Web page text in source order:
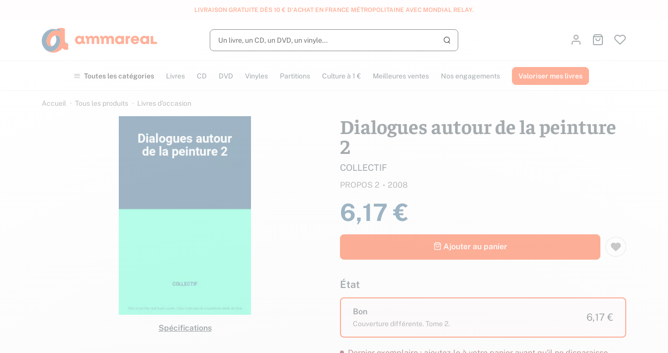
LIVRAISON GRATUITE DÈS 10 € D'ACHAT EN FRANCE MÉTROPOLITAINE AVEC MONDIAL RELAY.
Lancer la recherche
Identifiez-vousAller au panier
Toutes les catégories Livres CD DVD Vinyles Partitions Culture à 1 € Meilleures ventes Nos engagements Valoriser mes livres
Accueil Tous les produits Livres d’occasion
Spécifications
Dialogues autour de la peinture
2
COLLECTIF
PROPOS 2 2008
6,17 €
Ajouter au panier
État
Bon
Couverture différente. Tome 2.
6,17 €